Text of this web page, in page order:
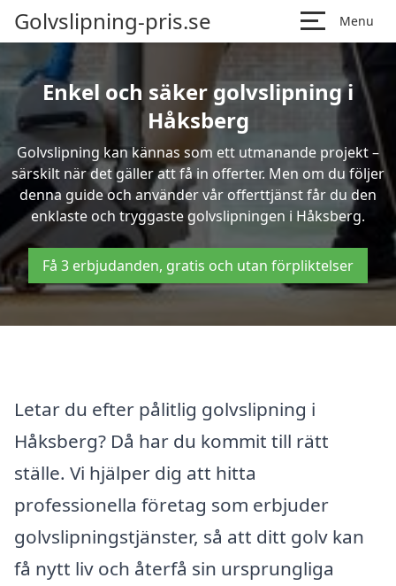
Golvslipning-pris.se Menu
Enkel och säker golvslipning i
Håksberg
Golvslipning kan kännas som ett utmanande projekt –
särskilt när det gäller att få in offerter. Men om du följer
denna guide och använder vår offerttjänst får du den
enklaste och tryggaste golvslipningen i Håksberg.
Få 3 erbjudanden, gratis och utan förpliktelser
Letar du efter pålitlig golvslipning i
Håksberg? Då har du kommit till rätt
ställe. Vi hjälper dig att hitta
professionella företag som erbjuder
golvslipningstjänster, så att ditt golv kan
få nytt liv och återfå sin ursprungliga